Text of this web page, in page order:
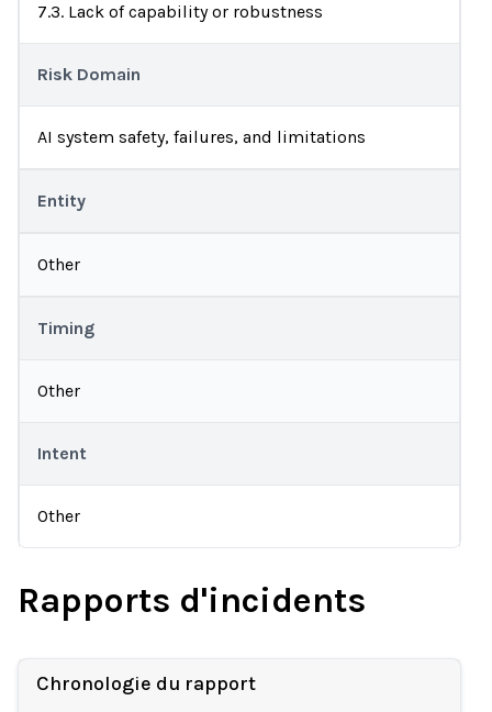
7.3. Lack of capability or robustness
Risk Domain
AI system safety, failures, and limitations
Entity
Other
Timing
Other
Intent
Other
Rapports d'incidents
Chronologie du rapport